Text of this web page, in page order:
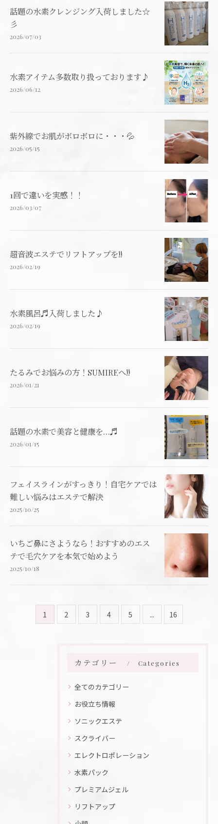
話題の水素クレンジング入荷しました☆
彡
2026/07/03
水素アイテム多数取り扱っております♪
2026/06/12
紫外線でお肌がボロボロに・・・💦
2026/05/15
1回で違いを実感！！
2026/03/07
超音波エステでリフトアップを!!
2026/02/19
水素風呂♬入荷しました♪
2026/02/19
たるみでお悩みの方！SUMIREへ!!
2026/01/21
話題の水素で美容と健康を…♬
2026/01/15
フェイスラインがすっきり！自宅ケアでは
難しい悩みはエステで解決
2025/10/25
いちご鼻にさようなら！おすすめのエス
テで毛穴ケアを本気で始めよう
2025/10/18
1 2 3 4 5 ... 16
カテゴリー Categories
全てのカテゴリー
お役立ち情報
ソニックエステ
スクライバー
エレクトロポレーション
水素パック
プレミアムジェル
リフトアップ